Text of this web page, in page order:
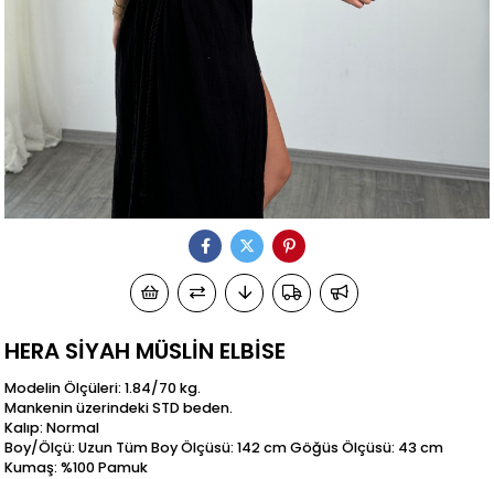
HERA SİYAH MÜSLİN ELBİSE
Modelin Ölçüleri: 1.84/70 kg.
Mankenin üzerindeki STD beden.
Kalıp: Normal
Boy/Ölçü: Uzun Tüm Boy Ölçüsü: 142 cm Göğüs Ölçüsü: 43 cm
Kumaş: %100 Pamuk